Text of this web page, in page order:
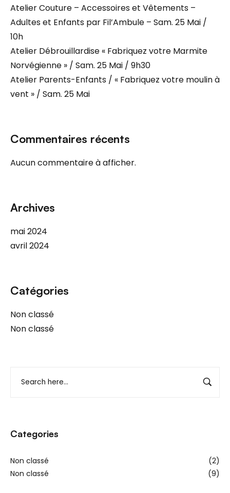
Atelier Couture – Accessoires et Vêtements –
Adultes et Enfants par Fil’Ambule – Sam. 25 Mai /
10h
Atelier Débrouillardise « Fabriquez votre Marmite
Norvégienne » / Sam. 25 Mai / 9h30
Atelier Parents-Enfants / « Fabriquez votre moulin à
vent » / Sam. 25 Mai
Commentaires récents
Aucun commentaire à afficher.
Archives
mai 2024
avril 2024
Catégories
Non classé
Non classé
Categories
Non classé
(2)
Non classé
(9)